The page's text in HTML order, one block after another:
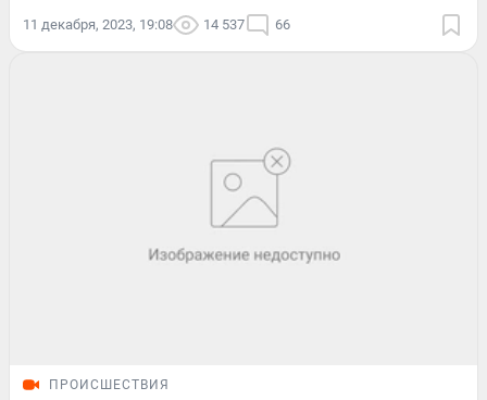
11 декабря, 2023, 19:08 14 537 66
ПРОИСШЕСТВИЯ